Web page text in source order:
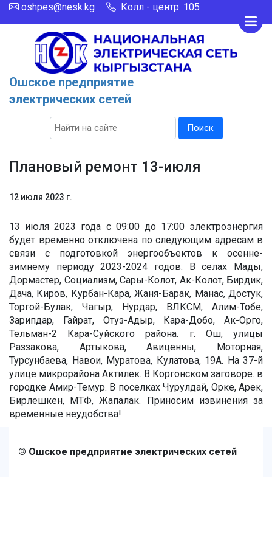
oshpes@nesk.kg Колл - центр: 105
Ошское предприятие
электрических сетей
Поиск
Плановый ремонт 13-июля
12 июля 2023 г.
13 июля 2023 года с 09:00 до 17:00 электроэнергия
будет временно отключена по следующим адресам в
связи с подготовкой энергообъектов к осенне-
зимнему периоду 2023-2024 годов: В селах Мады,
Дормастер, Социализм, Сары-Колот, Ак-Колот, Бирдик,
Дача, Киров, Курбан-Кара, Жаня-Барак, Манас, Достук,
Торгой-Булак, Чагыр, Нурдар, ВЛКСМ, Алим-Тобе,
Зарипдар, Гайрат, Отуз-Адыр, Кара-Добо, Ак-Орго,
Тельман-2 Кара-Суйского района. г. Ош, улицы
Раззакова, Артыкова, Авиценны, Моторная,
Турсунбаева, Навои, Муратова, Кулатова, 19А. На 37-й
улице микрорайона Актилек. В Коргонском заговоре. в
городке Амир-Темур. В поселках Чурулдай, Орке, Арек,
Бирлешкен, МТФ, Жапалак. Приносим извинения за
временные неудобства!
© Ошское предприятие электрических сетей